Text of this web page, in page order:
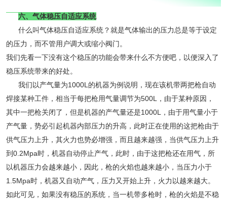
六、气体稳压自适应系统
什么叫气体稳压自适应系统？就是气体输出的压力总是等于设定
的压力，而不管用户调大或缩小阀门。
我们先看一下没有这个稳压的功能会带来什么不方便吧，以便深入了
稳压系统带来的好处。
我们以产气量为1000L的机器为例说明，现在该机带两把枪自动
焊接某种工件，相当于每把枪用气量调节为500L，由于某种原因，
其中一把枪关闭了，但是机器的产气量还是1000L，由于用气量小于
产气量，势必引起机器内部压力的升高，此时正在使用的这把枪由于
供气压力上升，其火力也势必增强，而且越来越强，当供气压力上升
到0.2Mpa时，机器自动停止产气，此时，由于这把枪还在用气，所
以机器压力会越来越小，因此，枪的火焰也越来越小，当压力小于
1.5Mpa时，机器又自动产气，压力又开始上升，火力以越来越大。
如此可见，如果没有稳压的系统，当一机带多枪时，枪的火焰是不稳